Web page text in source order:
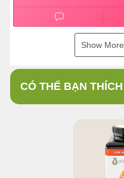
Show More
CÓ THỂ BẠN THÍCH